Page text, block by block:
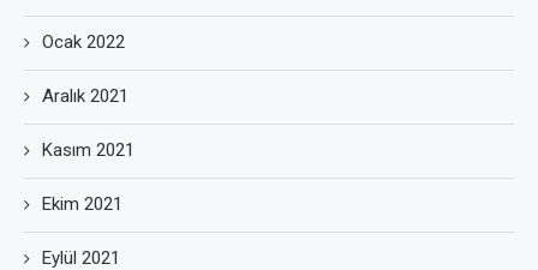
Ocak 2022
Aralık 2021
Kasım 2021
Ekim 2021
Eylül 2021